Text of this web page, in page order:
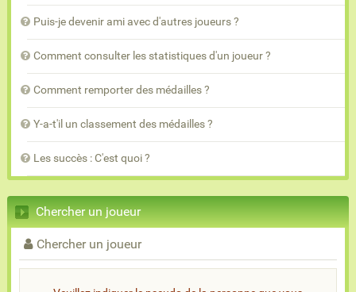
Puis-je devenir ami avec d'autres joueurs ?
Comment consulter les statistiques d'un joueur ?
Comment remporter des médailles ?
Y-a-t'il un classement des médailles ?
Les succès : C'est quoi ?
Chercher un joueur
Chercher un joueur